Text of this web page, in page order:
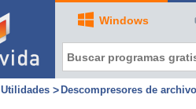
Windows
Utilidades Descompresores de